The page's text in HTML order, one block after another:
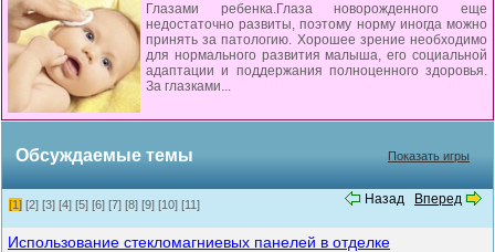
Глазами ребенка.Глаза новорожденного еще
недостаточно развиты, поэтому норму иногда можно
принять за патологию. Хорошее зрение необходимо
для нормального развития малыша, его социальной
адаптации и поддержа­ния полноценного здоровья.
За глазками...
Обсуждаемые темы Показать игры
Назад Вперед
[1] [2] [3] [4] [5] [6] [7] [8] [9] [10] [11]
Использование стекломагниевых панелей в отделке